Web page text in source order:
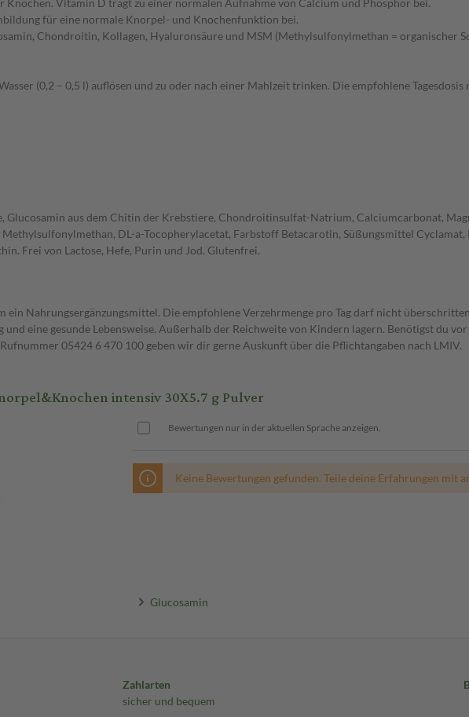
Knochen. Vitamin D trägt zu einer normalen Aufnahme von Calcium und Phosphor bei.
für eine normale Knorpel- und Knochenfunktion bei.
Chondroitin, Kollagen, Hyaluronsäure und MSM (Methylsulfonylmethan = organischer
(0,2 – 0,5 l) auflösen und zu oder nach einer Mahlzeit trinken. Die empfohlene
aus dem Chitin der Krebstiere, Chondroitinsulfat-Natrium, Calciumcarbonat,
DL-a-Tocopherylacetat, Farbstoff Betacarotin, Süßungsmittel
Frei von Lactose, Hefe, Purin und Jod. Glutenfrei.
Nahrungsergänzungsmittel. Die empfohlene Verzehrmenge pro Tag darf nicht
und eine gesunde Lebensweise. Außerhalb der Reichweite von Kindern lagern. Benötigst du
05424 6 470 100 geben wir dir gerne Auskunft über die Pflichtangaben nach LMIV.
intensiv 30X5.7 g Pulver
Bewertungen nur in der aktuellen Sprache anzeigen.
Keine Bewertungen gefunden. Teile deine Erfahrungen mit
Glucosamin
Zahlarten
sicher und bequem